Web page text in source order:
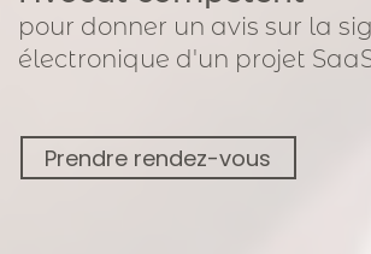
pour donner un avis sur la
électronique d'un projet
Prendre rendez-vous